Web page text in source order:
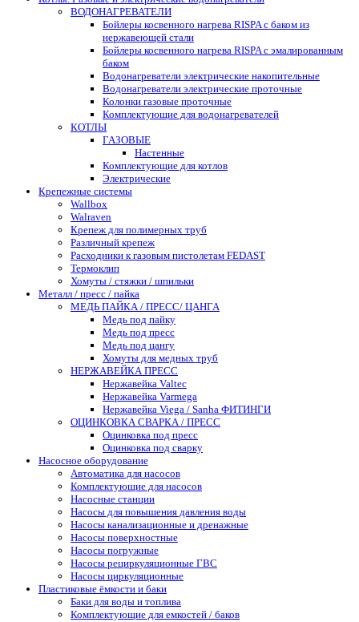
ВОДОНАГРЕВАТЕЛИ
Бойлеры косвенного нагрева RISPA с баком из
нержавеющей стали
Бойлеры косвенного нагрева RISPA с эмалированным
баком
Водонагреватели электрические накопительные
Водонагреватели электрические проточные
Колонки газовые проточные
Комплектующие для водонагревателей
КОТЛЫ
ГАЗОВЫЕ
Настенные
Комплектующие для котлов
Электрические
Крепежные системы
Wallbox
Walraven
Крепеж для полимерных труб
Различный крепеж
Расходники к газовым пистолетам FEDAST
Термоклип
Хомуты / стяжки / шпильки
Металл / пресс / пайка
МЕДЬ ПАЙКА / ПРЕСС/ ЦАНГА
Медь под пайку
Медь под пресс
Медь под цангу
Хомуты для медных труб
НЕРЖАВЕЙКА ПРЕСС
Нержавейка Valtec
Нержавейка Varmega
Нержавейка Viega / Sanha ФИТИНГИ
ОЦИНКОВКА СВАРКА / ПРЕСС
Оцинковка под пресс
Оцинковка под сварку
Насосное оборудование
Автоматика для насосов
Комплектующие для насосов
Насосные станции
Насосы для повышения давления воды
Насосы канализационные и дренажные
Насосы поверхностные
Насосы погружные
Насосы рециркуляционные ГВС
Насосы циркуляционные
Пластиковые ёмкости и баки
Баки для воды и топлива
Комплектующие для емкостей / баков